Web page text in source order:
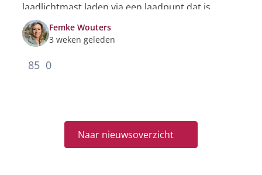
laadlichtmast laden via een laadpunt dat is
ingebouwd in een lantaarnpaal.
Femke Wouters
3 weken geleden
85 0
Naar nieuwsoverzicht